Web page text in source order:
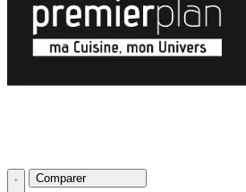
Comparer